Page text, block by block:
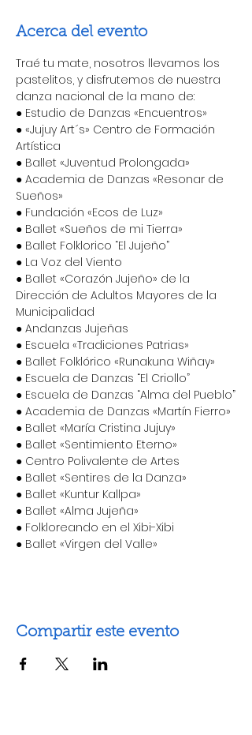
Acerca del evento
Traé tu mate, nosotros llevamos los
pastelitos, y disfrutemos de nuestra
danza nacional de la mano de:
● Estudio de Danzas «Encuentros»
● «Jujuy Art´s» Centro de Formación
Artística
● Ballet «Juventud Prolongada»
● Academia de Danzas «Resonar de
Sueños»
● Fundación «Ecos de Luz»
● Ballet «Sueños de mi Tierra»
● Ballet Folklorico “El Jujeño”
● La Voz del Viento
● Ballet «Corazón Jujeño» de la
Dirección de Adultos Mayores de la
Municipalidad
● Andanzas Jujeñas
● Escuela «Tradiciones Patrias»
● Ballet Folklórico «Runakuna Wiñay»
● Escuela de Danzas “El Criollo”
● Escuela de Danzas “Alma del Pueblo”
● Academia de Danzas «Martín Fierro»
● Ballet «María Cristina Jujuy»
● Ballet «Sentimiento Eterno»
● Centro Polivalente de Artes
● Ballet «Sentires de la Danza»
● Ballet «Kuntur Kallpa»
● Ballet «Alma Jujeña»
● Folkloreando en el Xibi-Xibi
● Ballet «Virgen del Valle»
Compartir este evento